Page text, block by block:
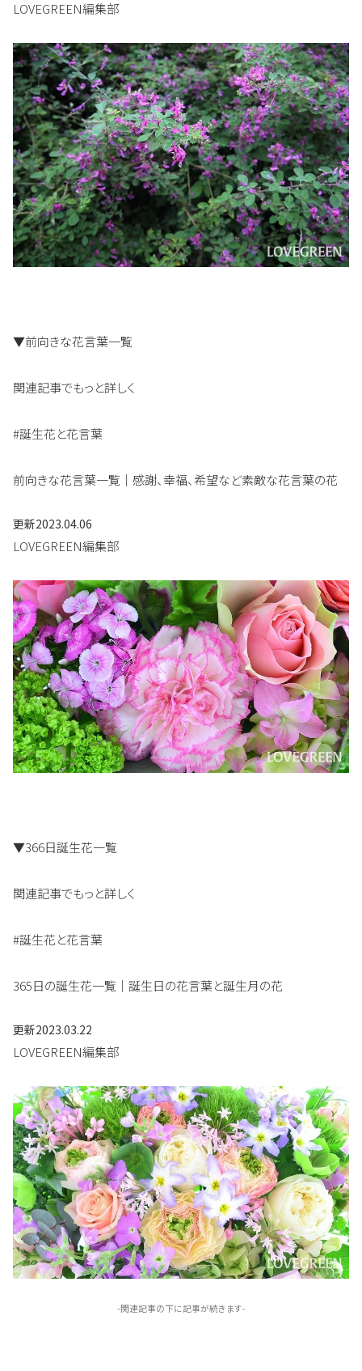
LOVEGREEN編集部
▼前向きな花言葉一覧
関連記事でもっと詳しく
#誕生花と花言葉
前向きな花言葉一覧｜感謝、幸福、希望など素敵な花言葉の花
更新2023.04.06
LOVEGREEN編集部
▼366日誕生花一覧
関連記事でもっと詳しく
#誕生花と花言葉
365日の誕生花一覧｜誕生日の花言葉と誕生月の花
更新2023.03.22
LOVEGREEN編集部
-関連記事の下に記事が続きます-